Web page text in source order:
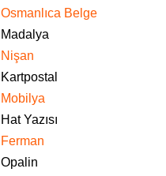
Osmanlıca Belge
Madalya
Nişan
Kartpostal
Mobilya
Hat Yazısı
Ferman
Opalin